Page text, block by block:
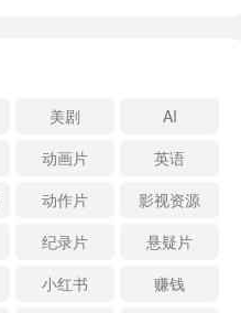
美剧
AI
动画片
英语
动作片
影视资源
纪录片
悬疑片
小红书
赚钱